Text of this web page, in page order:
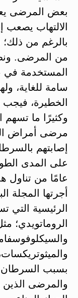
بعض المرضى
الالتهاب يصعب
بالرغم من ذلك؛
من المرضى.
المستخدمة في
سامة للغاية،
الخطيرة، فيجب
وكثيرًا ما تسهم
مرضى أمراض
إصابتهم
على المدى
عامًا من تناول
أجرتها المجلة
الرئيسية التي
الروماتويدي؛
بسبب
والمرضى الذين